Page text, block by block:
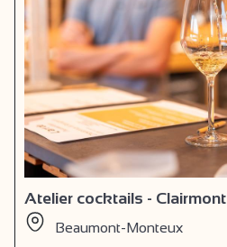
Atelier cocktails - Clairmont
Beaumont-Monteux